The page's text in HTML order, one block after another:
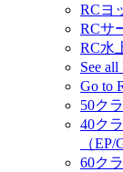
RCヨ
RCサ
RC水
See
Go to
50ク
40ク
（
60ク